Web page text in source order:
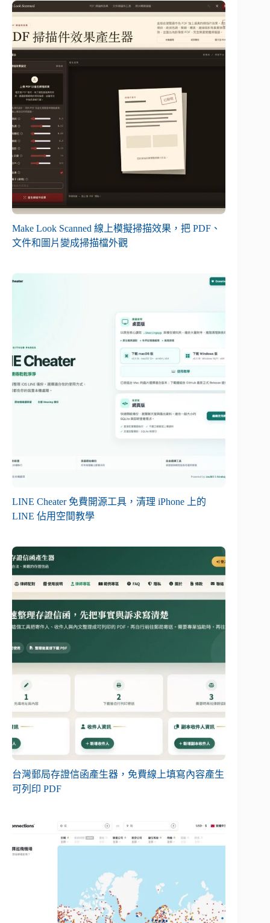
Make Look Scanned 線上模擬掃描效果，把 PDF、
文件和圖片變成掃描檔外觀
LINE Cheater 免費開源工具，清理 iPhone 上的
LINE 佔用空間教學
台灣郵局存證信函產生器，免費線上填寫內容產生
可列印 PDF